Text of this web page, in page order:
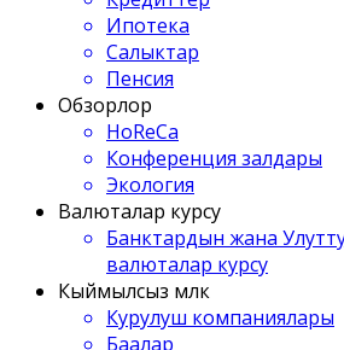
Ипотека
Салыктар
Пенсия
Обзорлор
HoReCa
Конференция залдары
Экология
Валюталар курсу
Банктардын жана
валюталар курсу
Кыймылсыз мүлк
Курулуш компаниялары
Баалар